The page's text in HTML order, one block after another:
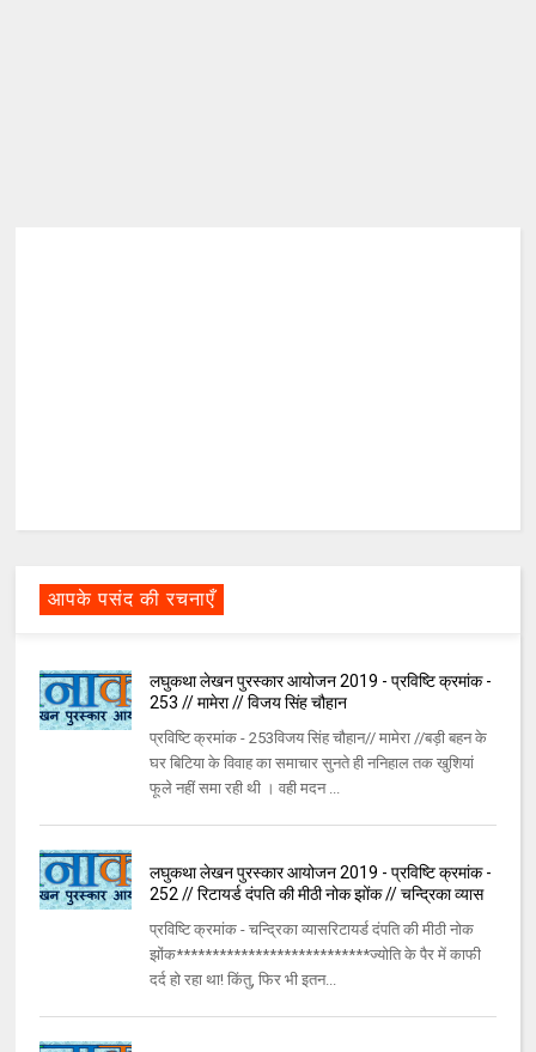
आपके पसंद की रचनाएँ
लघुकथा लेखन पुरस्कार आयोजन 2019 - प्रविष्टि क्रमांक -
253 // मामेरा // विजय सिंह चौहान
प्रविष्टि क्रमांक - 253विजय सिंह चौहान// मामेरा //बड़ी बहन के
घर बिटिया के विवाह का समाचार सुनते ही ननिहाल तक खुशियां
फूले नहीं समा रही थी । वही मदन ...
लघुकथा लेखन पुरस्कार आयोजन 2019 - प्रविष्टि क्रमांक -
252 // रिटायर्ड दंपति की मीठी नोक झोंक // चन्द्रिका व्यास
प्रविष्टि क्रमांक - चन्द्रिका व्यासरिटायर्ड दंपति की मीठी नोक
झोंक***************************ज्योति के पैर में काफी
दर्द हो रहा था! किंतु, फिर भी इतन...